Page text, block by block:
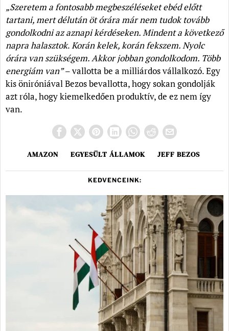
„Szeretem a fontosabb megbeszéléseket ebéd előtt
tartani, mert délután öt órára már nem tudok tovább
gondolkodni az aznapi kérdéseken. Mindent a következő
napra halasztok.Korán kelek, korán fekszem. Nyolc
órára van szükségem. Akkor jobban gondolkodom. Több
energiám van”– vallotta be a milliárdos vállalkozó. Egy
kis öniróniával Bezos bevallotta, hogy sokan gondolják
azt róla, hogy kiemelkedően produktív, de ez nem így
van.
AMAZON EGYESÜLT ÁLLAMOK JEFF BEZOS
KEDVENCEINK: